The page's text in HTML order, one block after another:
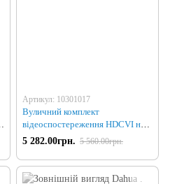
Артикул: 10301017
Вуличний комплект
відеоспостереження HDCVI на 4
камери
5 282.00грн. 5 560.00грн.